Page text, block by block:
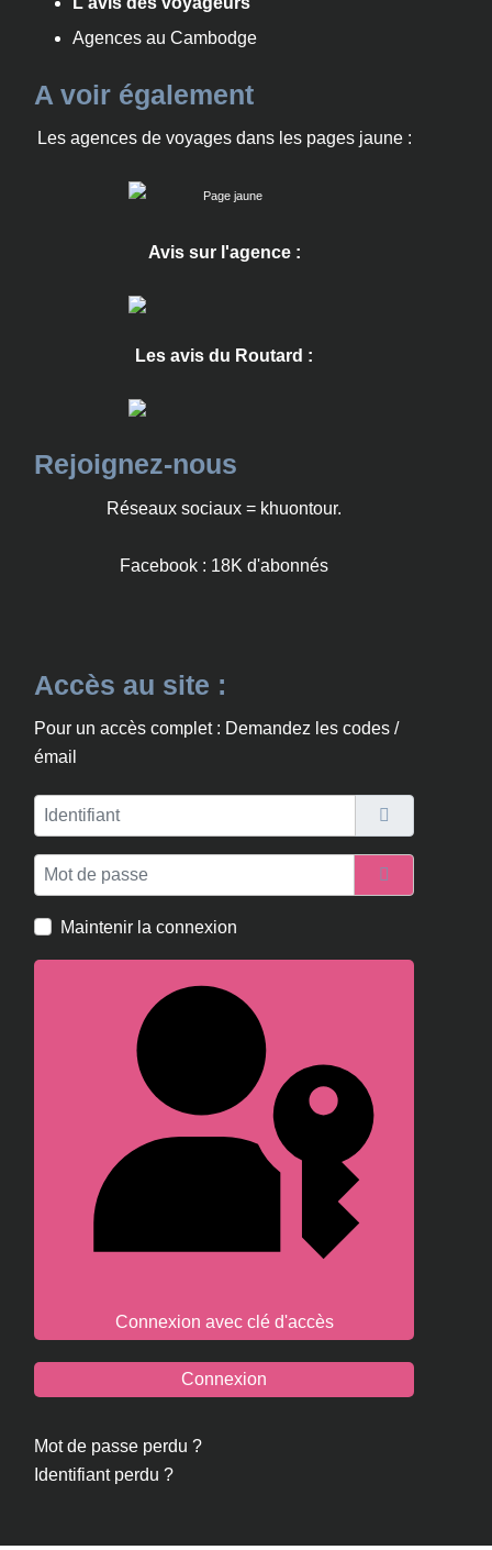
Agences au Cambodge
A voir également
Les agences de voyages dans les pages jaune :
Avis sur l'agence :
Les avis du Routard :
Rejoignez-nous
Réseaux sociaux = khuontour.
Facebook : 18K d'abonnés
Accès au site :
Pour un accès complet : Demandez les codes /
émail
Identifiant
Mot de passe
Afficher le
Maintenir la connexion
Connexion avec clé d'accès
Connexion
Mot de passe perdu ?
Identifiant perdu ?